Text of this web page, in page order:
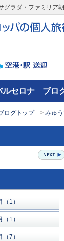
グラダ・ファミリ
ルセロナ ブロ
ログトップ みゅ
1）
1）
7）